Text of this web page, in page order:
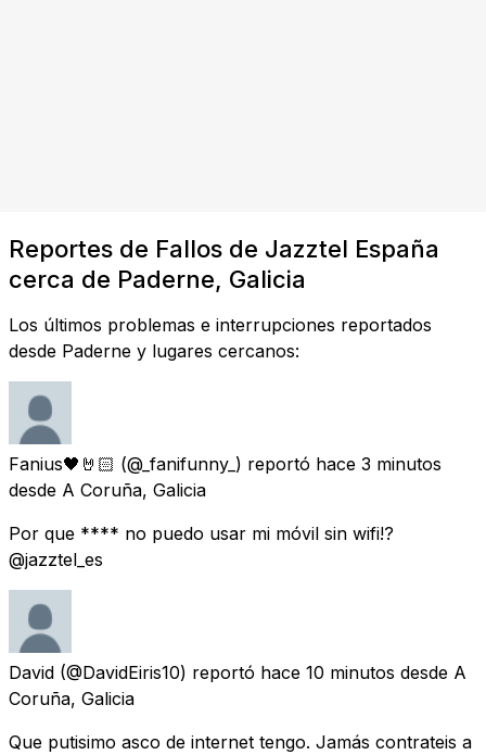
Reportes de Fallos de Jazztel España
cerca de Paderne, Galicia
Los últimos problemas e interrupciones reportados
desde Paderne y lugares cercanos:
Fanius🖤🤘🏻 (@_fanifunny_) reportó hace 3 minutos
desde A Coruña, Galicia
Por que **** no puedo usar mi móvil sin wifi!?
@jazztel_es
David (@DavidEiris10) reportó hace 10 minutos desde A
Coruña, Galicia
Que putisimo asco de internet tengo. Jamás contrateis a